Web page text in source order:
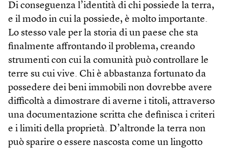
Di conseguenza l’identità di chi possiede la terra,
e il modo in cui la possiede, è molto importante.
Lo stesso vale per la storia di un paese che sta
finalmente affrontando il problema, creando
strumenti con cui la comunità può controllare le
terre su cui vive. Chi è abbastanza fortunato da
possedere dei beni immobili non dovrebbe avere
difficoltà a dimostrare di averne i titoli, attraverso
una documentazione scritta che definisca i criteri
e i limiti della proprietà. D’altronde la terra non
può sparire o essere nascosta come un lingotto